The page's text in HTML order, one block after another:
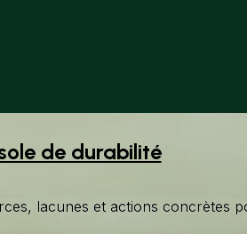
de durabilité
lacunes et actions concrètes